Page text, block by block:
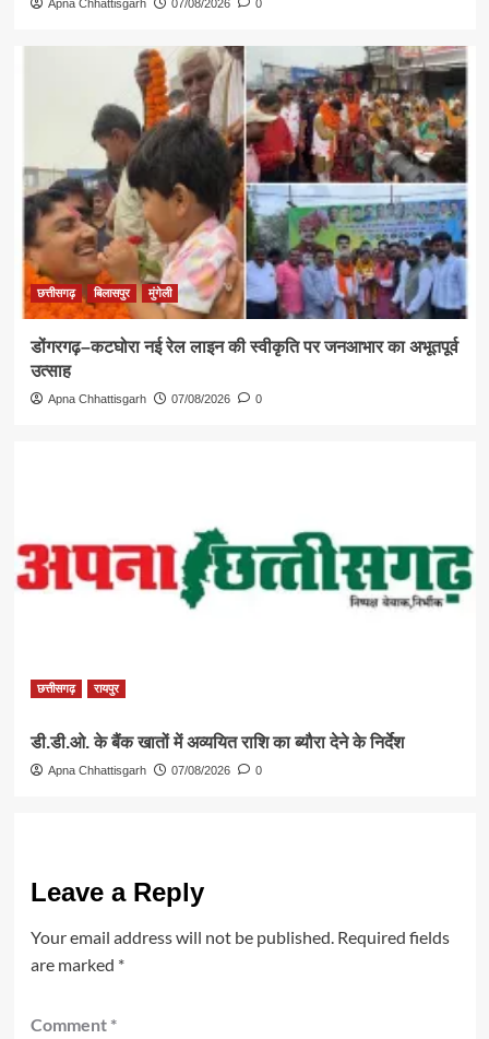
Apna Chhattisgarh 07/08/2026 0
छत्तीसगढ़ बिलासपुर मुंगेली
डोंगरगढ़–कटघोरा नई रेल लाइन की स्वीकृति पर जनआभार का अभूतपूर्व
उत्साह
Apna Chhattisgarh 07/08/2026 0
छत्तीसगढ़ रायपुर
डी.डी.ओ. के बैंक खातों में अव्ययित राशि का ब्यौरा देने के निर्देश
Apna Chhattisgarh 07/08/2026 0
Leave a Reply
Your email address will not be published. Required fields
are marked *
Comment *